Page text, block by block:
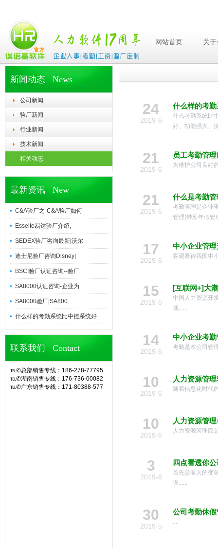
网站首页 关
新闻动态 News
公司新闻
验厂新闻
行业新闻
技术新闻
相关动态
最新资讯 New
C&A验厂之-C&A验厂如何
Esselte易达验厂介绍,
SEDEX验厂咨询最新|沃尔
迪士尼验厂咨询Disney|
BSCI验厂认证咨询--验厂
SA8000认证咨询-企业为
SA8000验厂|SA800
什么样的考勤系统比中控系统好
联系我们 Contact
℡✆总部销售专线：186-278-77795
℡✆湖南销售专线：176-736-00082
℡✆广东销售专线：171-80388-577
24
2019-6
什么样的考
什么考勤系统比
好、功能强大、
21
2019-6
员工考勤管
为维护公司良好
21
2019-6
什么是考勤
考勤管理是企业
管理(带薪年假管
17
2019-6
中小企业管
客观看待我国中
15
2019-6
[互联网+]大
中国人力资源开
现......
14
2019-6
中小企业考
考勤是本公司管
10
2019-6
人力资源管
随着信息化时代
10
2019-6
人力资源管
人力资源管理应
3
2019-6
四点看透你
首先是看人的变
设......
30
2019-5
公司考勤休
...